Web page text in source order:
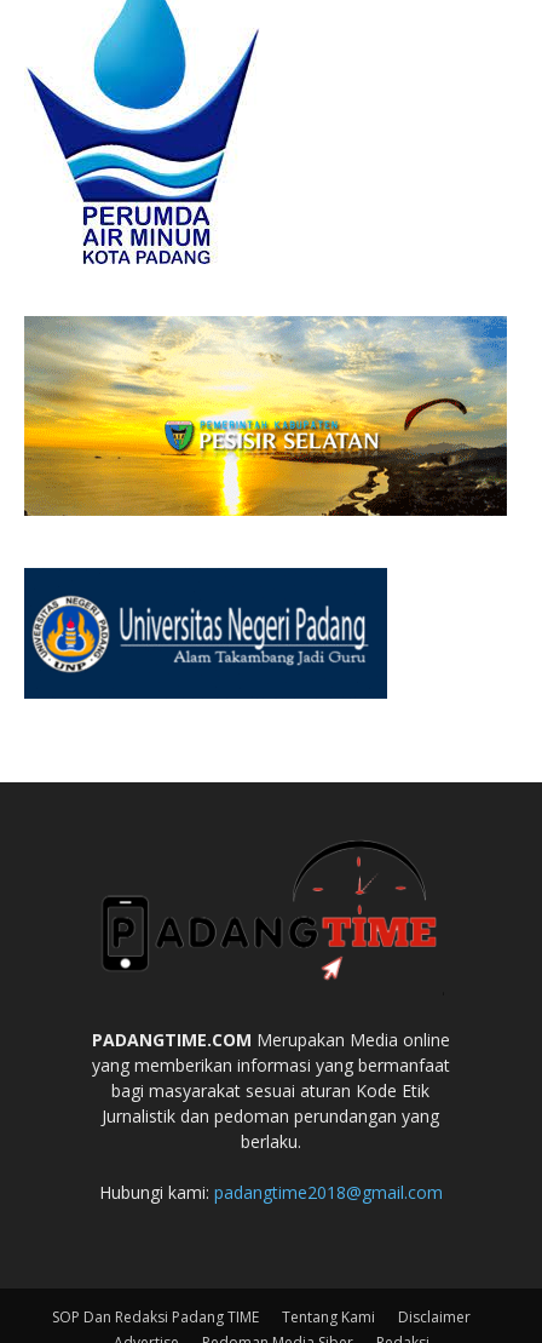
PADANGTIME.COM Merupakan Media online
yang memberikan informasi yang bermanfaat
bagi masyarakat sesuai aturan Kode Etik
Jurnalistik dan pedoman perundangan yang
berlaku.
Hubungi kami: padangtime2018@gmail.com
SOP Dan Redaksi Padang TIME Tentang Kami
Disclaimer